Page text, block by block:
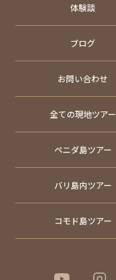
体験談
ブログ
お問い合わせ
全ての現地ツアー
ペニダ島ツアー
バリ島内ツアー
コモド島ツアー